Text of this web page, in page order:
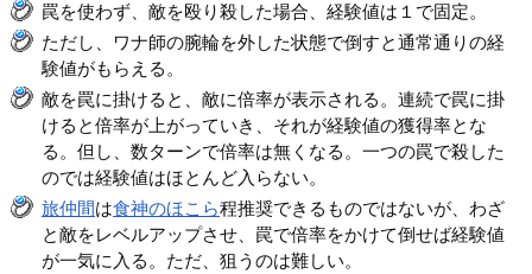
罠を使わず、敵を殴り殺した場合、経験値は１で固定。
ただし、ワナ師の腕輪を外した状態で倒すと通常通りの経
験値がもらえる。
敵を罠に掛けると、敵に倍率が表示される。連続で罠に掛
けると倍率が上がっていき、それが経験値の獲得率とな
る。但し、数ターンで倍率は無くなる。一つの罠で殺した
のでは経験値はほとんど入らない。
旅仲間は食神のほこら程推奨できるものではないが、わざ
と敵をレベルアップさせ、罠で倍率をかけて倒せば経験値
が一気に入る。ただ、狙うのは難しい。